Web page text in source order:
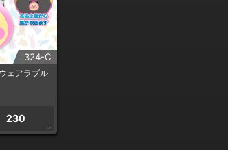
324-C
ェアラブル
230
CP